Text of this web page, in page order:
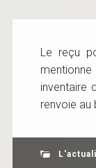
Le reçu
inventaire
renvoie au